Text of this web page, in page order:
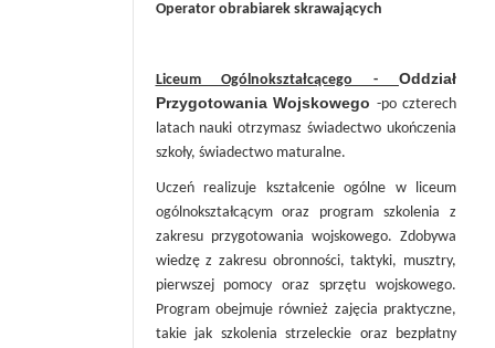
Operator obrabiarek skrawających
Liceum Ogólnokształcącego - Oddział
Przygotowania Wojskowego-po czterech
latach nauki otrzymasz świadectwo ukończenia
szkoły, świadectwo maturalne.
Uczeń realizuje kształcenie ogólne w liceum
ogólnokształcącym oraz program szkolenia z
zakresu przygotowania wojskowego. Zdobywa
wiedzę z zakresu obronności, taktyki, musztry,
pierwszej pomocy oraz sprzętu wojskowego.
Program obejmuje również zajęcia praktyczne,
takie jak szkolenia strzeleckie oraz bezpłatny